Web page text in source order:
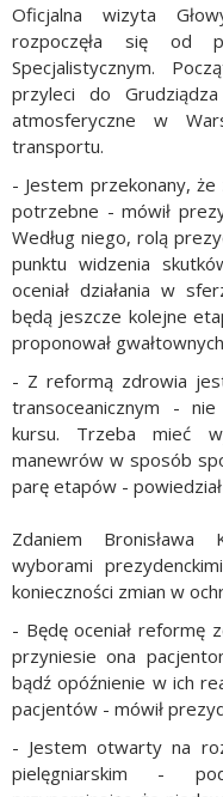
Oficjalna wizyta
rozpoczęła się od
Specjalistycznym.
przyleci do
atmosferyczne w
transportu.
- Jestem przekonany,
potrzebne - mówił
Według niego, rolą
punktu widzenia
oceniał działania w
będą jeszcze kolejne
proponował
- Z reformą zdrowia
transoceanicznym -
kursu. Trzeba mieć
manewrów w sposób
parę etapów -
Zdaniem Bronisława
wyborami
konieczności zmian w
- Będę oceniał reformę
przyniesie ona
bądź opóźnienie w ich
pacjentów - mówił
- Jestem otwarty na
pielęgniarskim -